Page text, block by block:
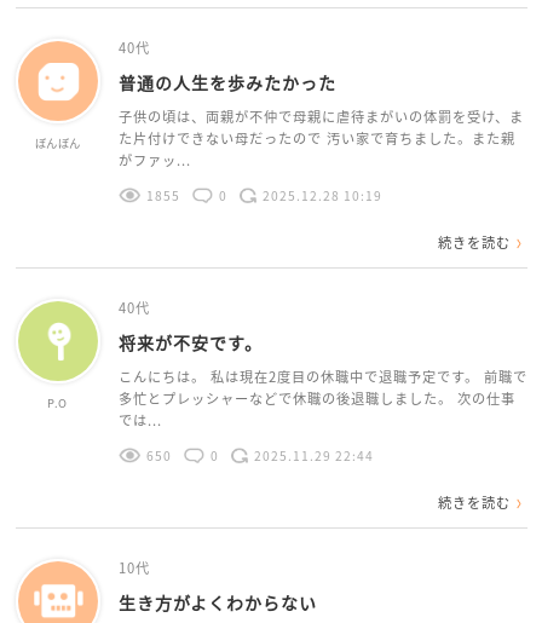
ぼんぼん
40代
普通の人生を歩みたかった
子供の頃は、両親が不仲で母親に虐待まがいの体罰を受け、ま
た片付けできない母だったので 汚い家で育ちました。また親
がファッ...
1855 0 2025.12.28 10:19
続きを読む
P.O
40代
将来が不安です。
こんにちは。 私は現在2度目の休職中で退職予定です。 前職で
多忙とプレッシャーなどで休職の後退職しました。 次の仕事
では...
650 0 2025.11.29 22:44
続きを読む
10代
生き方がよくわからない